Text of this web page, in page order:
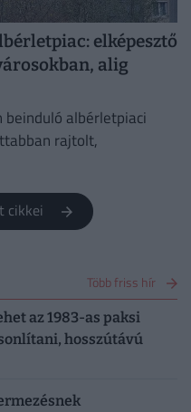
elképesztő
alig
albérletpiaci
rajtolt,
cikkei
Több friss hír
az 1983-as paksi
hosszútávú